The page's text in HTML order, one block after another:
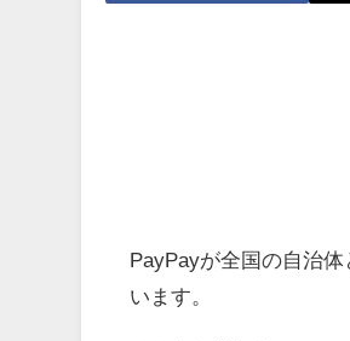
PayPayが全国の自治
います。